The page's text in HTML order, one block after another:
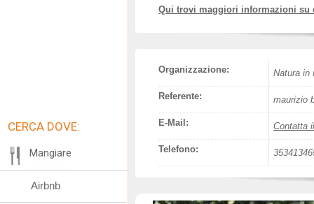
Qui trovi maggiori informazioni su
Organizzazione: Natura in
Referente: maurizio
E-Mail: Contatta
Telefono:
CERCA DOVE:
Mangiare
Airbnb